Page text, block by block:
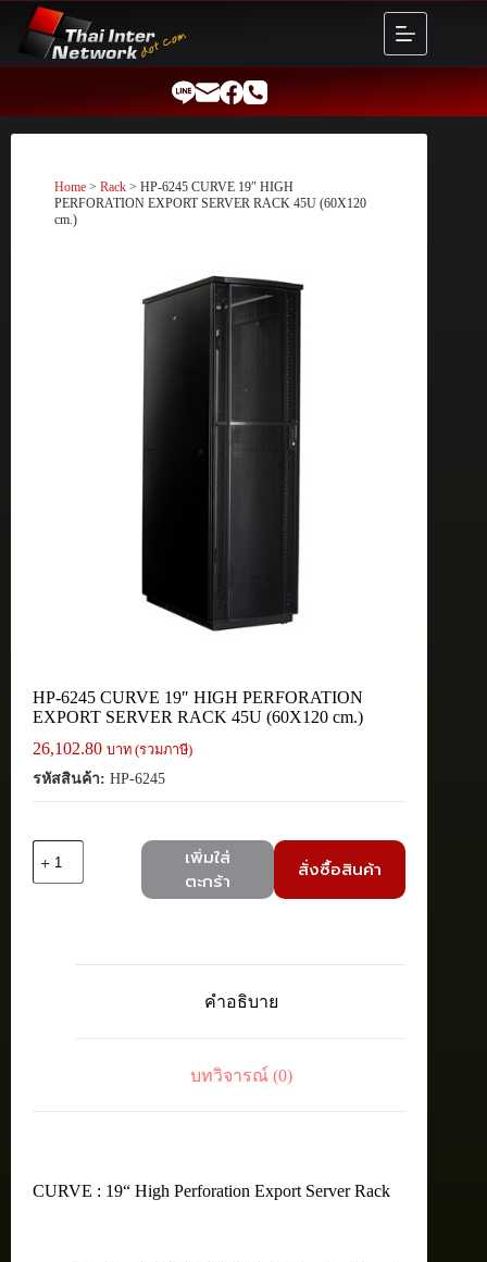
content
Home > Rack > HP-6245 CURVE 19″ HIGH
PERFORATION EXPORT SERVER RACK 45U (60X120
cm.)
HP-6245 CURVE 19″ HIGH PERFORATION
EXPORT SERVER RACK 45U (60X120 cm.)
26,102.80 บาท (รวมภาษี)
รหัสสินค้า: HP-6245
HP-
PERFORATION
เพิ่มใส่
ตะกร้า
สั่งซื้อสินค้า
คำอธิบาย
บทวิจารณ์ (0)
CURVE : 19“ High Perforation Export Server Rack